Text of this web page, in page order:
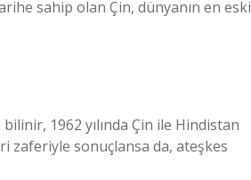
sahip olan Çin, dünyanın en eski
1962 yılında Çin ile Hindistan
zaferiyle sonuçlansa da, ateşkes